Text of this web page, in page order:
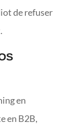
de refuser
en
en B2B,